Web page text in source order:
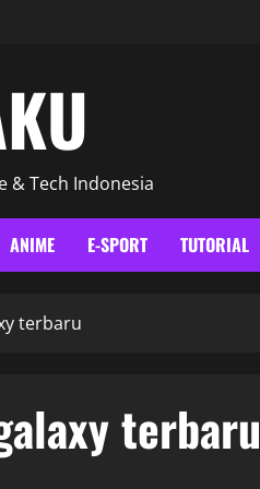
& Tech Indonesia
ANIME E-SPORT TUTORIAL
terbaru
terbaru